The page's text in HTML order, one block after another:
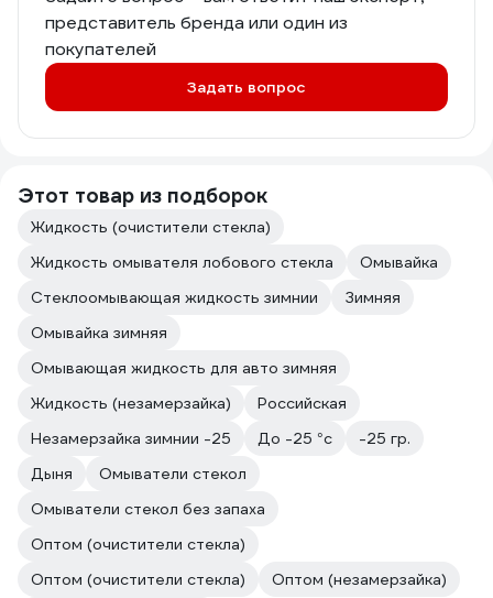
представитель бренда или один из
покупателей
Задать вопрос
Этот товар из подборок
Жидкость (очистители стекла)
Жидкость омывателя лобового стекла
Омывайка
Стеклоомывающая жидкость зимнии
Зимняя
Омывайка зимняя
Омывающая жидкость для авто зимняя
Жидкость (незамерзайка)
Российская
Незамерзайка зимнии -25
До -25 °с
-25 гр.
Дыня
Омыватели стекол
Омыватели стекол без запаха
Оптом (очистители стекла)
Оптом (очистители стекла)
Оптом (незамерзайка)